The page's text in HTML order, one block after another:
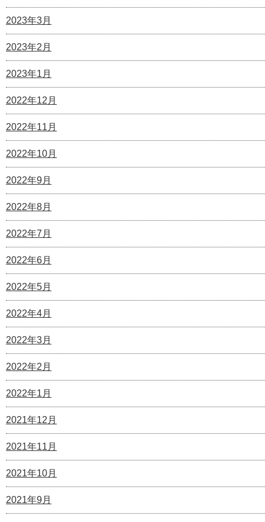
2023年3月
2023年2月
2023年1月
2022年12月
2022年11月
2022年10月
2022年9月
2022年8月
2022年7月
2022年6月
2022年5月
2022年4月
2022年3月
2022年2月
2022年1月
2021年12月
2021年11月
2021年10月
2021年9月